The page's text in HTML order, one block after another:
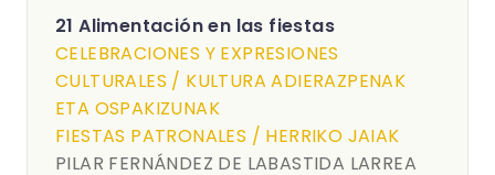
21 Alimentación en las fiestas
CELEBRACIONES Y EXPRESIONES
CULTURALES / KULTURA ADIERAZPENAK
ETA OSPAKIZUNAK
FIESTAS PATRONALES / HERRIKO JAIAK
PILAR FERNÁNDEZ DE LABASTIDA LARREA